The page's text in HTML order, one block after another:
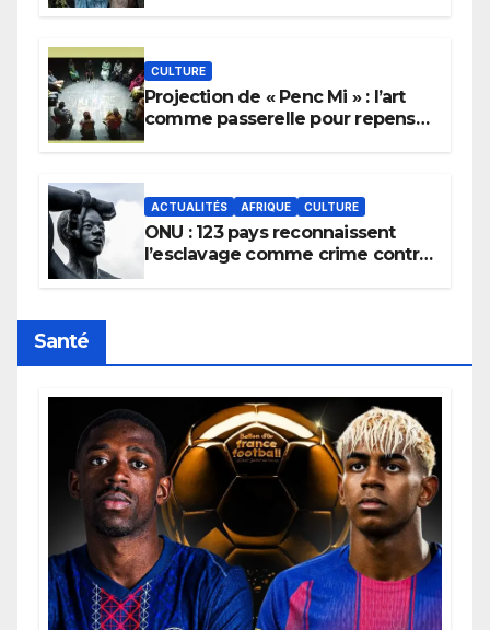
CULTURE
Projection de « Penc Mi » : l’art
comme passerelle pour repenser
ACTUALITÉS AFRIQUE CULTURE
ONU : 123 pays reconnaissent
l’esclavage comme crime contre
Santé